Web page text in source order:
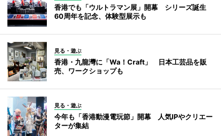
香港でも「ウルトラマン展」開幕 シリーズ誕生
60周年を記念、体験型展示も
見る・遊ぶ
香港・九龍灣に「Wa！Craft」 日本工芸品を販
売、ワークショップも
見る・遊ぶ
今年も「香港動漫電玩節」開幕 人気IPやクリエー
ターが集結